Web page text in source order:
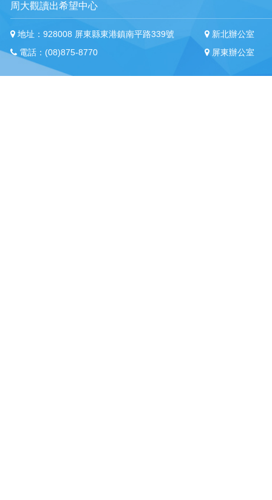
周大觀讀出希望中心
地址：928008 屏東縣東港鎮南平路339號
電話：(08)875-8770
新北辦公室
屏東辦公室